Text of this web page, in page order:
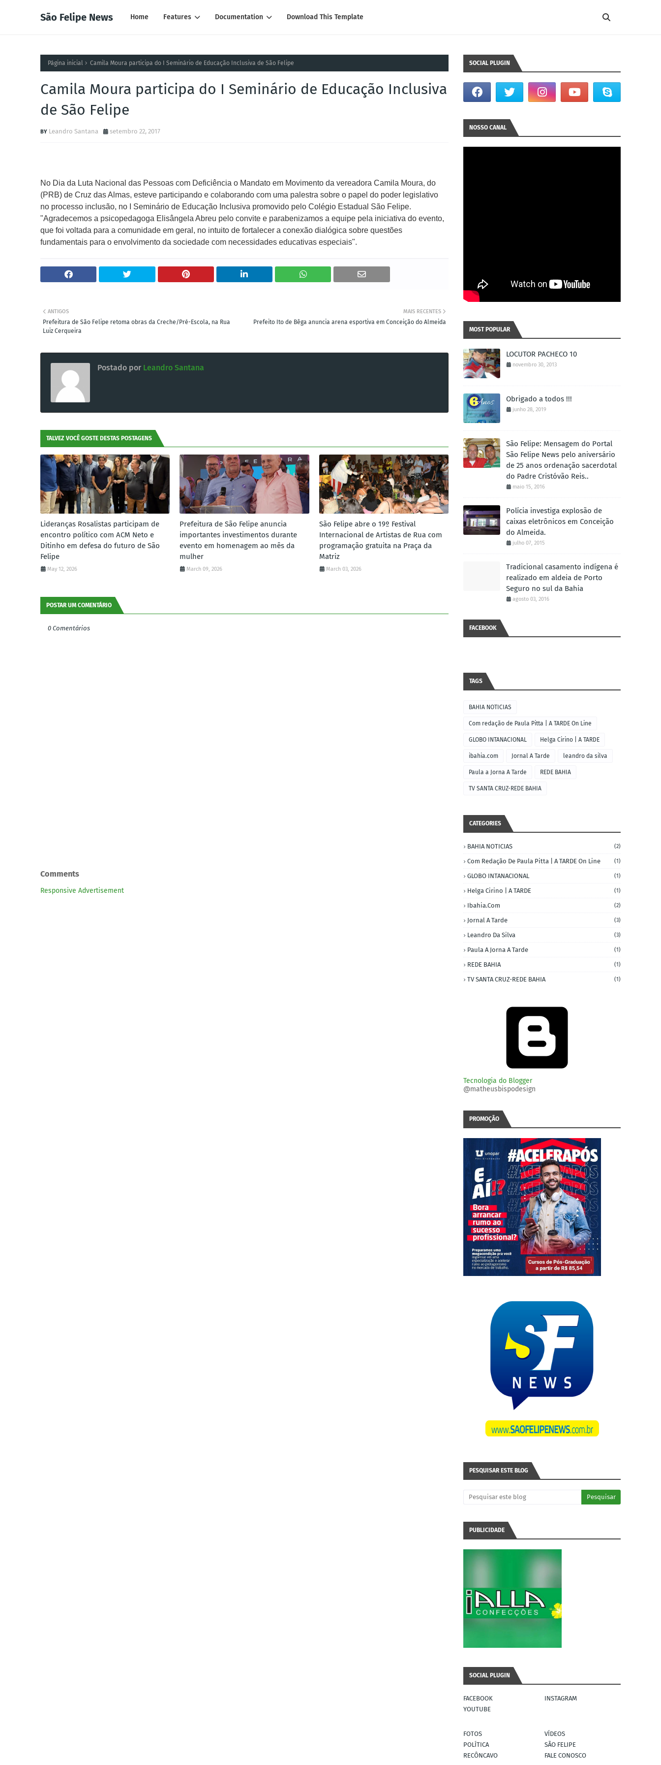
São Felipe News Home Features Documentation Download This Template
Página inicial Camila Moura participa do I Seminário de Educação Inclusiva de São Felipe
Camila Moura participa do I Seminário de Educação Inclusiva
de São Felipe
Leandro Santana setembro 22, 2017
No Dia da Luta Nacional das Pessoas com Deficiência o Mandato em Movimento da vereadora Camila Moura, do
(PRB) de Cruz das Almas, esteve participando e colaborando com uma palestra sobre o papel do poder legislativo
no processo inclusão, no I Seminário de Educação Inclusiva promovido pelo Colégio Estadual São Felipe.
"Agradecemos a psicopedagoga Elisângela Abreu pelo convite e parabenizamos a equipe pela iniciativa do evento,
que foi voltada para a comunidade em geral, no intuito de fortalecer a conexão dialógica sobre questões
fundamentais para o envolvimento da sociedade com necessidades educativas especiais".
MAIS RECENTES
Prefeito Ito de Bêga anuncia arena esportiva em Conceição do Almeida
ANTIGOS
Prefeitura de São Felipe retoma obras da Creche/Pré-Escola, na Rua
Luiz Cerqueira
Postado por Leandro Santana
TALVEZ VOCÊ GOSTE DESTAS POSTAGENS
Lideranças Rosalistas participam de
encontro político com ACM Neto e
Ditinho em defesa do futuro de São
Felipe
May 12, 2026
Prefeitura de São Felipe anuncia
importantes investimentos durante
evento em homenagem ao mês da
mulher
March 09, 2026
São Felipe abre o 19º Festival
Internacional de Artistas de Rua com
programação gratuita na Praça da
Matriz
March 03, 2026
POSTAR UM COMENTÁRIO
0 Comentários
Comments
Responsive Advertisement
SOCIAL PLUGIN
NOSSO CANAL
MOST POPULAR
LOCUTOR PACHECO 10
novembro 30, 2013
Obrigado a todos !!!
junho 28, 2019
São Felipe: Mensagem do Portal
São Felipe News pelo aniversário
de 25 anos ordenação sacerdotal
do Padre Cristóvão Reis..
maio 15, 2016
Polícia investiga explosão de
caixas eletrônicos em Conceição
do Almeida.
julho 07, 2015
Tradicional casamento indígena é
realizado em aldeia de Porto
Seguro no sul da Bahia
agosto 03, 2016
FACEBOOK
TAGS
BAHIA NOTICIAS
Com redação de Paula Pitta | A TARDE On Line
GLOBO INTANACIONAL Helga Cirino | A TARDE
ibahia.com Jornal A Tarde leandro da silva
Paula a Jorna A Tarde REDE BAHIA
TV SANTA CRUZ-REDE BAHIA
CATEGORIES
BAHIA NOTICIAS (2)
Com Redação De Paula Pitta | A TARDE On Line (1)
GLOBO INTANACIONAL (1)
Helga Cirino | A TARDE (1)
Ibahia.com (2)
Jornal A Tarde (3)
Leandro Da Silva (3)
Paula A Jorna A Tarde (1)
REDE BAHIA (1)
TV SANTA CRUZ-REDE BAHIA (1)
Tecnologia do Blogger
@matheusbispodesign
PROMOÇÃO
PESQUISAR ESTE BLOG
PUBLICIDADE
SOCIAL PLUGIN
FACEBOOK
INSTAGRAM
YOUTUBE
FOTOS
VÍDEOS
POLÍTICA
SÃO FELIPE
RECÔNCAVO
FALE CONOSCO